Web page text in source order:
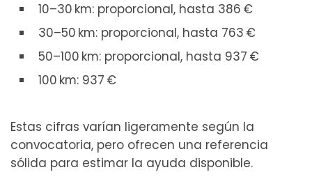
10–30 km: proporcional, hasta 386 €
30–50 km: proporcional, hasta 763 €
50–100 km: proporcional, hasta 937 €
100 km: 937 €
Estas cifras varían ligeramente según la
convocatoria, pero ofrecen una referencia
sólida para estimar la ayuda disponible.